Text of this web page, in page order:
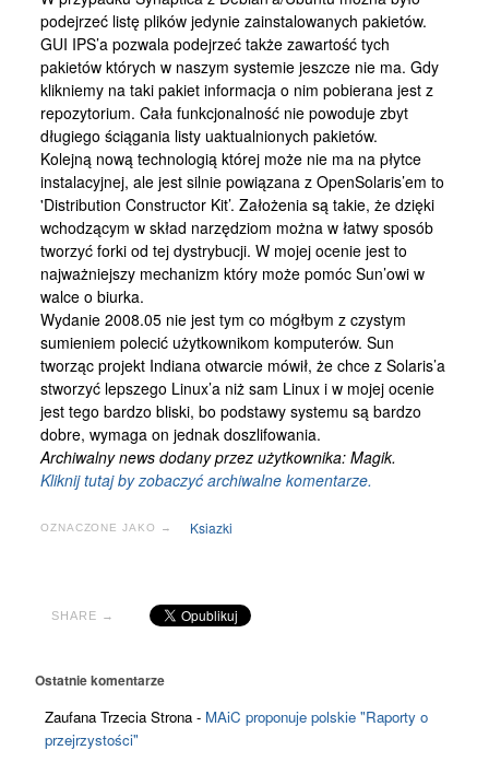
podejrzeć listę plików jedynie zainstalowanych pakietów.
GUI IPS’a pozwala podejrzeć także zawartość tych
pakietów których w naszym systemie jeszcze nie ma. Gdy
klikniemy na taki pakiet informacja o nim pobierana jest z
repozytorium. Cała funkcjonalność nie powoduje zbyt
długiego ściągania listy uaktualnionych pakietów.
Kolejną nową technologią której może nie ma na płytce
instalacyjnej, ale jest silnie powiązana z OpenSolaris’em to
'Distribution Constructor Kit’. Założenia są takie, że dzięki
wchodzącym w skład narzędziom można w łatwy sposób
tworzyć forki od tej dystrybucji. W mojej ocenie jest to
najważniejszy mechanizm który może pomóc Sun’owi w
walce o biurka.
Wydanie 2008.05 nie jest tym co mógłbym z czystym
sumieniem polecić użytkownikom komputerów. Sun
tworząc projekt Indiana otwarcie mówił, że chce z Solaris’a
stworzyć lepszego Linux’a niż sam Linux i w mojej ocenie
jest tego bardzo bliski, bo podstawy systemu są bardzo
dobre, wymaga on jednak doszlifowania.
Archiwalny news dodany przez użytkownika: Magik.
Kliknij tutaj by zobaczyć archiwalne komentarze.
OZNACZONE JAKO → Ksiazki
SHARE →
Ostatnie komentarze
Zaufana Trzecia Strona - MAiC proponuje polskie "Raporty o
przejrzystości"